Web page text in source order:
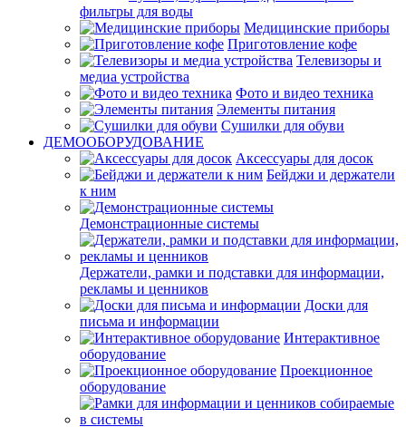
фильтры для воды
Медицинские приборы
Приготовление кофе
Телевизоры и
медиа устройства
Фото и видео техника
Элементы питания
Сушилки для обуви
ДЕМООБОРУДОВАНИЕ
Аксессуары для досок
Бейджи и держатели
к ним
Демонстрационные системы
Держатели, рамки и подставки для информации,
рекламы и ценников
Доски для
письма и информации
Интерактивное
оборудование
Проекционное
оборудование